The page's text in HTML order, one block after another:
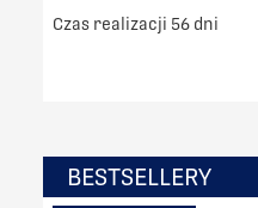
Czas realizacji 56 dni
BESTSELLERY